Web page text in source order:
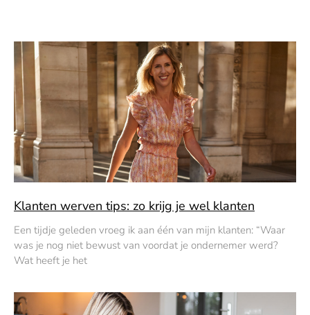
Klanten werven tips: zo krijg je wel klanten
Een tijdje geleden vroeg ik aan één van mijn klanten: “Waar
was je nog niet bewust van voordat je ondernemer werd?
Wat heeft je het